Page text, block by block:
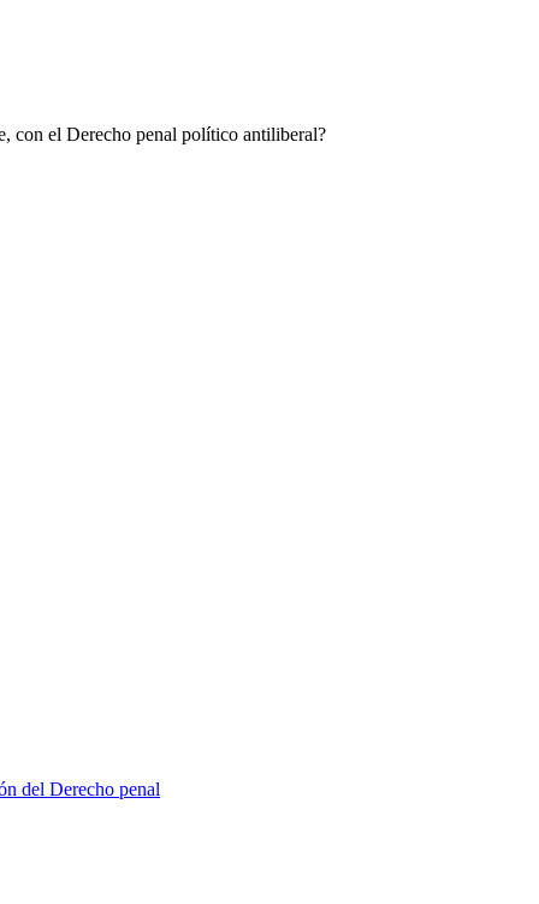
con el Derecho penal político antiliberal?
del Derecho penal